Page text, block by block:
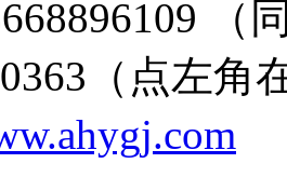
（
（点左角